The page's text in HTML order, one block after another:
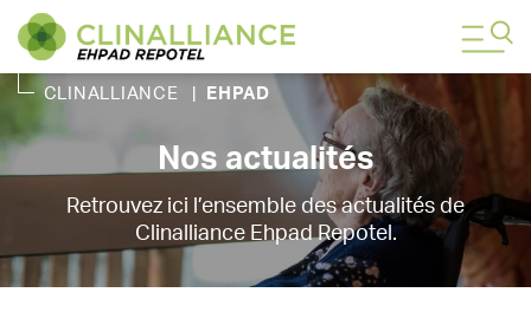
CLINALLIANCE EHPAD
Nos actualités
Retrouvez ici l’ensemble des actualités de
Clinalliance Ehpad Repotel.